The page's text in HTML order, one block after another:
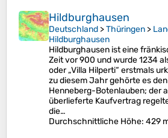
Hildburghausen
Deutschland >Thüringen >
Hildburghausen
Hildburghausen ist eine
Zeit vor 900 und wurde 1234
oder „Villa Hilperti“ erstmals
zu diesem Jahr gehörte es
Henneberg-Botenlauben; der
überlieferte Kaufvertrag
die…
Durchschnittliche Höhe: 429